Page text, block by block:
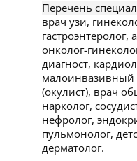
Перечень
врач узи,
онколог-
диагност,
малоинвазивный
(окулист), врач
нарколог,
нефролог,
пульмонолог,
дерматолог.